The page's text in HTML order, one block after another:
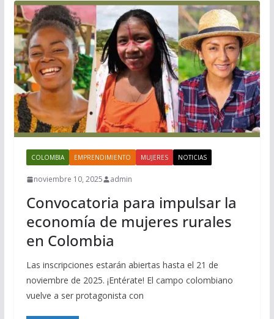
COLOMBIA EMPRENDIMIENTO MUJERES NOTICIAS
noviembre 10, 2025 admin
Convocatoria para impulsar la
economía de mujeres rurales
en Colombia
Las inscripciones estarán abiertas hasta el 21 de
noviembre de 2025. ¡Entérate! El campo colombiano
vuelve a ser protagonista con